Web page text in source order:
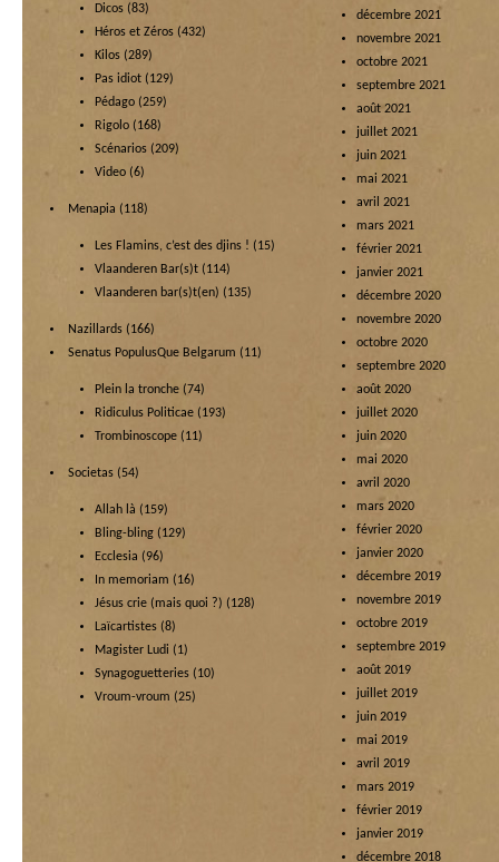
Dicos (83)
Héros et Zéros (432)
Kilos (289)
Pas idiot (129)
Pédago (259)
Rigolo (168)
Scénarios (209)
Video (6)
Menapia (118)
Les Flamins, c’est des djins ! (15)
Vlaanderen Bar(s)t (114)
Vlaanderen bar(s)t(en) (135)
Nazillards (166)
Senatus PopulusQue Belgarum (11)
Plein la tronche (74)
Ridiculus Politicae (193)
Trombinoscope (11)
Societas (54)
Allah là (159)
Bling-bling (129)
Ecclesia (96)
In memoriam (16)
Jésus crie (mais quoi ?) (128)
Laïcartistes (8)
Magister Ludi (1)
Synagoguetteries (10)
Vroum-vroum (25)
décembre 2021
novembre 2021
octobre 2021
septembre 2021
août 2021
juillet 2021
juin 2021
mai 2021
avril 2021
mars 2021
février 2021
janvier 2021
décembre 2020
novembre 2020
octobre 2020
septembre 2020
août 2020
juillet 2020
juin 2020
mai 2020
avril 2020
mars 2020
février 2020
janvier 2020
décembre 2019
novembre 2019
octobre 2019
septembre 2019
août 2019
juillet 2019
juin 2019
mai 2019
avril 2019
mars 2019
février 2019
janvier 2019
décembre 2018